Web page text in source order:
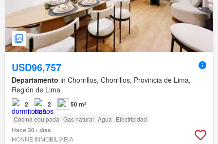
USD96,757
Departamento in Chorrillos, Chorrillos, Provincia de Lima,
Región de Lima
2 2 50 m²
Cocina equipada Gas natural Agua Electricidad
Hace 30+ días
HONNE INMOBILIARIA